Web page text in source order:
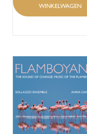
WINKELWAGEN